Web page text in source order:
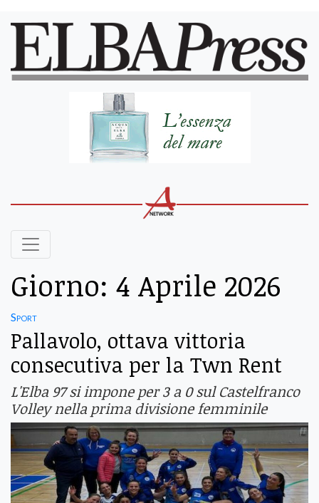
Giorno: 4 Aprile 2026
Sport
Pallavolo, ottava vittoria
consecutiva per la Twn Rent
L'Elba 97 si impone per 3 a 0 sul Castelfranco
Volley nella prima divisione femminile